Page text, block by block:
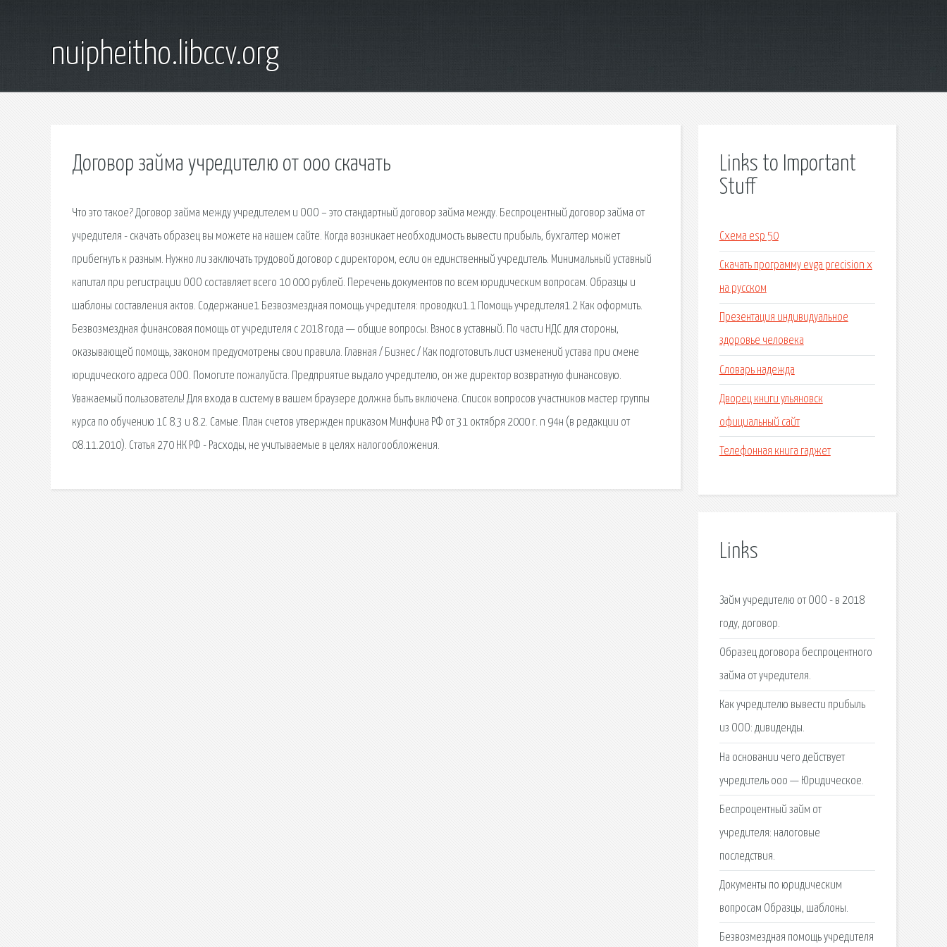
nuipheitho.libccv.org
Договор займа учредителю от ооо скачать
Что это такое? Договор займа между учредителем и ООО – это стандартный договор займа между. Беспроцентный договор займа от
учредителя - скачать образец вы можете на нашем сайте. Когда возникает необходимость вывести прибыль, бухгалтер может
прибегнуть к разным. Нужно ли заключать трудовой договор с директором, если он единственный учредитель. Минимальный уставный
капитал при регистрации ООО составляет всего 10 000 рублей. Перечень документов по всем юридическим вопросам. Образцы и
шаблоны составления актов. Содержание1 Безвозмездная помощь учредителя: проводки1.1 Помощь учредителя1.2 Как оформить.
Безвозмездная финансовая помощь от учредителя с 2018 года — общие вопросы. Взнос в уставный. По части НДС для стороны,
оказывающей помощь, законом предусмотрены свои правила. Главная / Бизнес / Как подготовить лист изменений устава при смене
юридического адреса ООО. Помогите пожалуйста. Предприятие выдало учредителю, он же директор возвратную финансовую.
Уважаемый пользователь! Для входа в систему в вашем браузере должна быть включена. Список вопросов участников мастер группы
курса по обучению 1С 8.3 и 8.2. Самые. План счетов утвержден приказом Минфина РФ от 31 октября 2000 г. n 94н (в редакции от
08.11.2010). Статья 270 НК РФ - Расходы, не учитываемые в целях налогообложения.
Links to Important
Stuff
Схема esp 50
Скачать программу evga precision x
на русском
Презентация индивидуальное
здоровье человека
Словарь надежда
Дворец книги ульяновск
официальный сайт
Телефонная книга гаджет
Links
Займ учредителю от ООО - в 2018
году, договор.
Образец договора беспроцентного
займа от учредителя.
Как учредителю вывести прибыль
из ООО: дивиденды.
На основании чего действует
учредитель ооо — Юридическое.
Беспроцентный займ от
учредителя: налоговые
последствия.
Документы по юридическим
вопросам Образцы, шаблоны.
Безвозмездная помощь учредителя